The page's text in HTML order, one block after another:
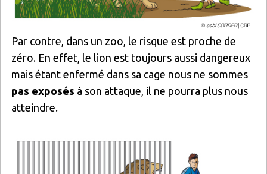
Par contre, dans un zoo, le risque est proche de
zéro. En effet, le lion est toujours aussi dangereux
mais étant enfermé dans sa cage nous ne sommes
pas exposés à son attaque, il ne pourra plus nous
atteindre.